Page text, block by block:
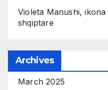
Violeta Manushi,
shqiptare
Archives
March 2025